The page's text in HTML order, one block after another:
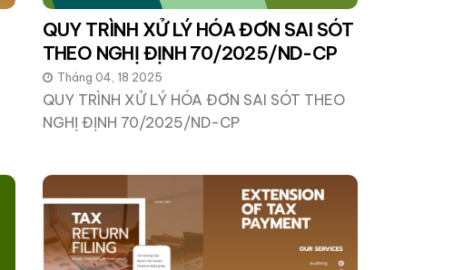
QUY TRÌNH XỬ LÝ HÓA ĐƠN SAI SÓT
THEO NGHỊ ĐỊNH 70/2025/ND-CP
Tháng 04, 18 2025
QUY TRÌNH XỬ LÝ HÓA ĐƠN SAI SÓT THEO
NGHỊ ĐỊNH 70/2025/ND-CP